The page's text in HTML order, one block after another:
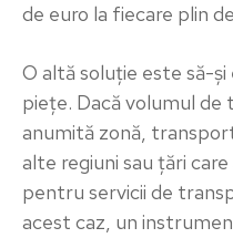
de euro la fiecare plin
O altă soluție este să-
piețe. Dacă volumul
anumită zonă,
alte regiuni sau țări
pentru servicii de
acest caz, un